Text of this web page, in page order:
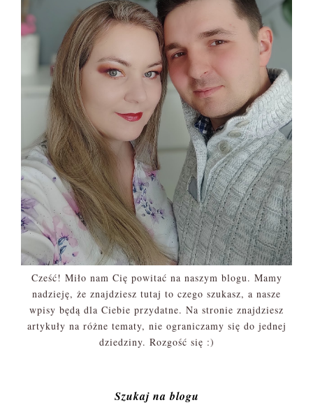
Cześć! Miło nam Cię powitać na naszym blogu. Mamy
nadzieję, że znajdziesz tutaj to czego szukasz, a nasze
wpisy będą dla Ciebie przydatne. Na stronie znajdziesz
artykuły na różne tematy, nie ograniczamy się do jednej
dziedziny. Rozgość się :)
Szukaj na blogu